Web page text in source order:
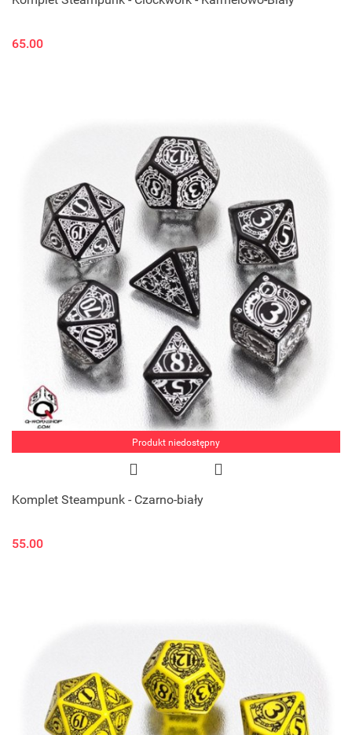
65.00
Produkt niedostępny
Komplet Steampunk - Czarno-biały
55.00